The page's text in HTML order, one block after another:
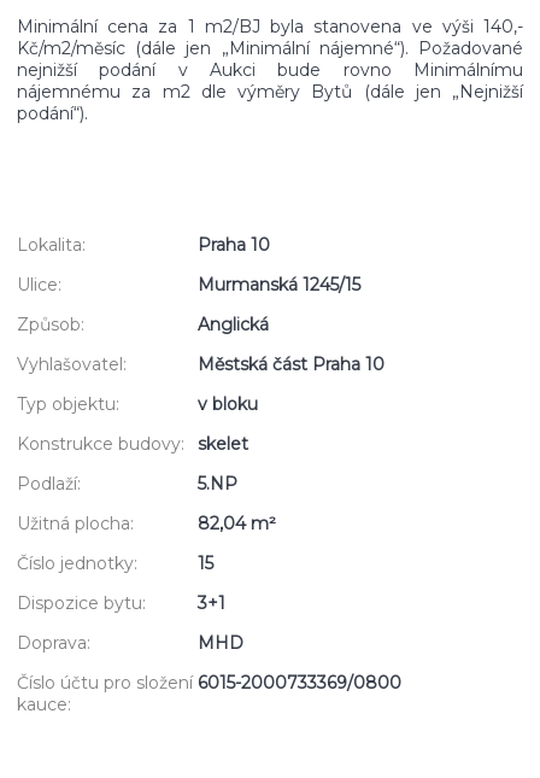
Minimální cena za 1 m2/BJ byla stanovena ve výši 140,-
Kč/m2/měsíc (dále jen „Minimální nájemné“). Požadované
nejnižší podání v Aukci bude rovno Minimálnímu
nájemnému za m2 dle výměry Bytů (dále jen „Nejnižší
podání“).
Lokalita:
Praha 10
Ulice:
Murmanská 1245/15
Způsob:
Anglická
Vyhlašovatel:
Městská část Praha 10
Typ objektu:
v bloku
Konstrukce budovy:
skelet
Podlaží:
5.NP
Užitná plocha:
82,04 m²
Číslo jednotky:
15
Dispozice bytu:
3+1
Doprava:
MHD
Číslo účtu pro složení
kauce:
6015-2000733369/0800